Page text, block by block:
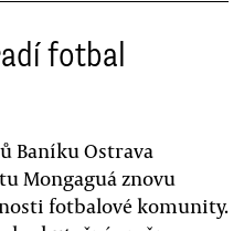
fotbal
Baníku Ostrava
Mongaguá znovu
fotbalové komunity.